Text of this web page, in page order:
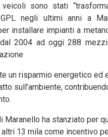
sono stati
negli ultimi anni a
installare impianti a
2004 ad oggi 288
un risparmio energetico ed
sull’ambiente,
Maranello ha stanziato per
altri 13 mila come incentivo